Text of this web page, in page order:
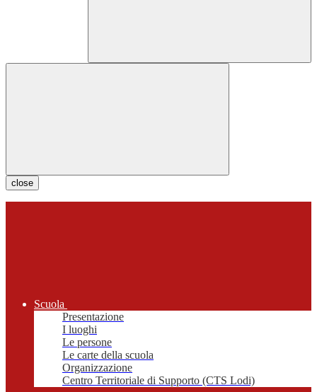
close
Scuola
Presentazione
I luoghi
Le persone
Le carte della scuola
Organizzazione
Centro Territoriale di Supporto (CTS Lodi)